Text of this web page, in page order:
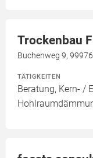
Trockenbau
Buchenweg 9,
TÄTIGKEITEN
Beratung, Kern- /